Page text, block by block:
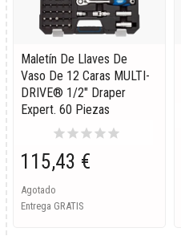
Maletín De Llaves De
Vaso De 12 Caras MULTI-
DRIVE® 1/2" Draper
Expert. 60 Piezas
starstarstarstarstar
115,43 €
Agotado
Entrega GRATIS